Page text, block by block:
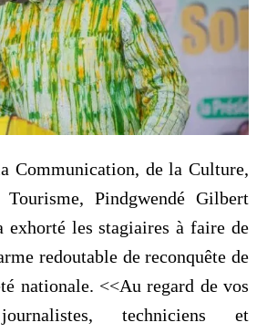
Communication, de la Culture,
Pindgwendé Gilbert
exhorté les stagiaires à faire de
redoutable de reconquête de
nationale. <<Au regard de vos
techniciens et